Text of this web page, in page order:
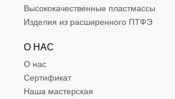
Высококачественные пластмассы
Изделия из расширенного ПТФЭ
О НАС
О нас
Сертификат
Наша мастерская